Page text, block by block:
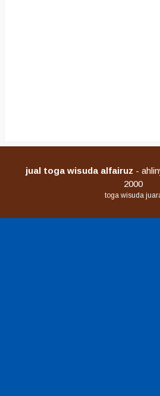
jual toga wisuda alfairuz -
2000
toga wisuda